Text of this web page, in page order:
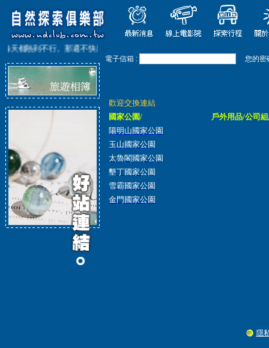
天都熱到不行。那還不快來跟隨我們家溯溪帶隊30多年經歷的小野教練來
電子信箱 : 您的密
歡迎交換連結
國家公園/
戶外用品/公司
陽明山國家公園
玉山國家公園
太魯閣國家公園
墾丁國家公園
雪霸國家公園
金門國家公園
隱